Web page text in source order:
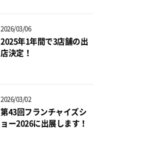
2026/03/06
2025年1年間で3店舗の出
店決定！
2026/03/02
第43回フランチャイズシ
ョー2026に出展します！